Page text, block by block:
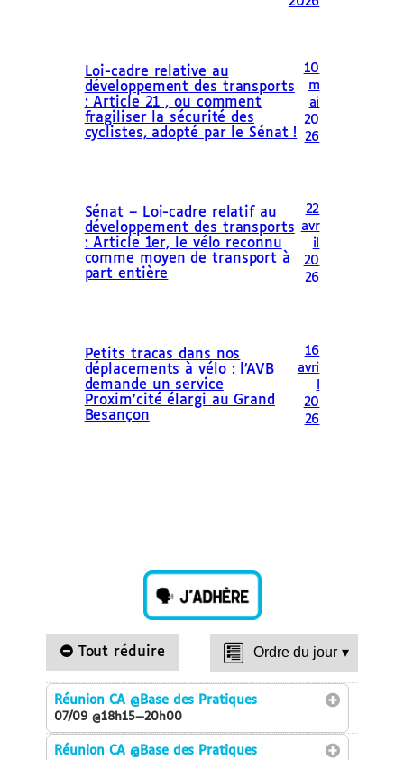
Loi-cadre relative au
développement des transports
: Article 21 , ou comment
fragiliser la sécurité des
cyclistes, adopté par le Sénat !
10
m
ai
20
26
Sénat – Loi-cadre relatif au
développement des transports
: Article 1er, le vélo reconnu
comme moyen de transport à
part entière
22
avr
il
20
26
Petits tracas dans nos
déplacements à vélo : l’AVB
demande un service
Proxim’cité élargi au Grand
Besançon
16
avri
20
26
Tout réduire Ordre du jour ▾
Réunion CA@Base des Pratiques
07/09 @18h15—20h00
Réunion CA@Base des Pratiques